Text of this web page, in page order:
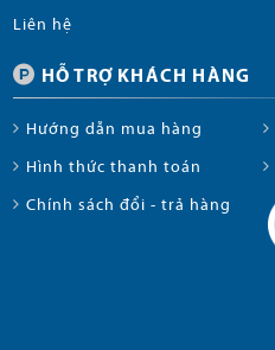
Liên hệ
HỖ TRỢ KHÁCH HÀNG
Hướng dẫn mua hàng
Hình thức thanh toán
Chính sách đổi - trả hàng